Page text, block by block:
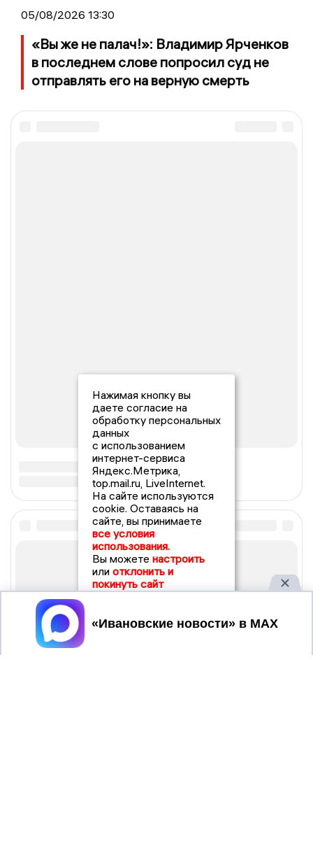
05/08/2026 13:30
«Вы же не палач!»: Владимир Ярченков
в последнем слове попросил суд не
отправлять его на верную смерть
Нажимая кнопку вы
даете согласие на
обработку персональных
данных
с использованием
интернет-сервиса
Яндекс.Метрика,
top.mail.ru, LiveInternet.
На сайте используются
cookie. Оставаясь на
сайте, вы принимаете
все условия
использования.
Вы можете настроить
или отклонить и
покинуть сайт
Принять